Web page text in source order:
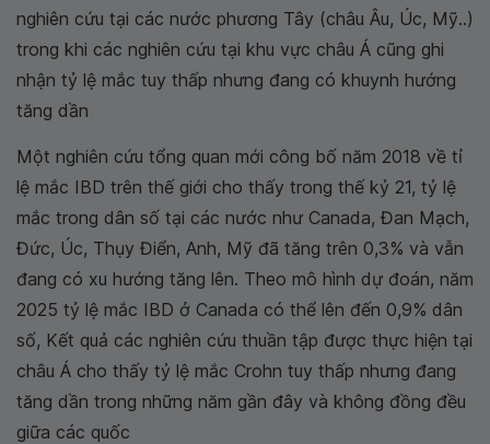
nghiên cứu tại các nước phương Tây (châu Âu, Úc, Mỹ..)
trong khi các nghiên cứu tại khu vực châu Á cũng ghi
nhận tỷ lệ mắc tuy thấp nhưng đang có khuynh hướng
tăng dần
Một nghiên cứu tổng quan mới công bố năm 2018 về tỉ
lệ mắc IBD trên thế giới cho thấy trong thế kỷ 21, tỷ lệ
mắc trong dân số tại các nước như Canada, Đan Mạch,
Đức, Úc, Thụy Điển, Anh, Mỹ đã tăng trên 0,3% và vẫn
đang có xu hướng tăng lên. Theo mô hình dự đoán, năm
2025 tỷ lệ mắc IBD ở Canada có thể lên đến 0,9% dân
số, Kết quả các nghiên cứu thuần tập được thực hiện tại
châu Á cho thấy tỷ lệ mắc Crohn tuy thấp nhưng đang
tăng dần trong những năm gần đây và không đồng đều
giữa các quốc